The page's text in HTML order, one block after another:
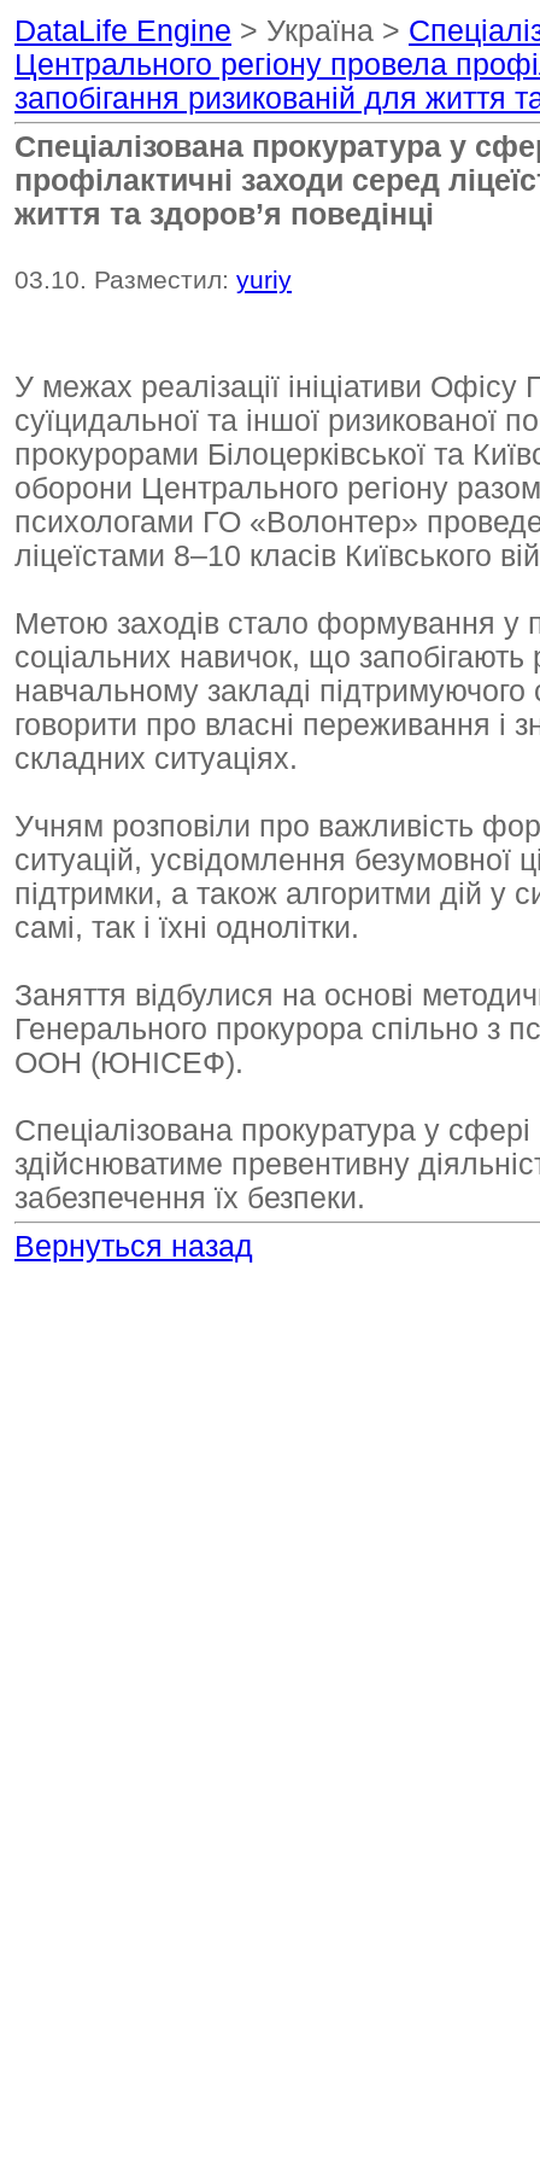
DataLife Engine > Україна >
Центрального регіону провела
запобігання ризикованій для життя
Спеціалізована прокуратура у
профілактичні заходи серед
життя та здоров’я поведінці
03.10. Разместил: yuriy
У межах реалізації ініціативи
суїцидальної та іншої ризикованої
прокурорами Білоцерківської та
оборони Центрального регіону
психологами ГО «Волонтер»
ліцеїстами 8–10 класів Київського
Метою заходів стало формування у
соціальних навичок, що запобігають
навчальному закладі
говорити про власні переживання і
складних ситуаціях.
Учням розповіли про важливість
ситуацій, усвідомлення безумовної
підтримки, а також алгоритми дій у
самі, так і їхні однолітки.
Заняття відбулися на основі
Генерального прокурора спільно з
ООН (ЮНІСЕФ).
Спеціалізована прокуратура у
здійснюватиме превентивну
забезпечення їх безпеки.
Вернуться назад